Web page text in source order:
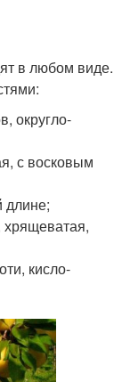
в любом виде.
округло-
с восковым
длине;
хрящеватая,
кисло-